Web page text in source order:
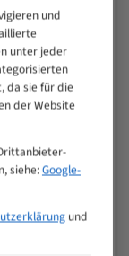
und
unter jeder
da sie für die
der Website
siehe:Google-
und